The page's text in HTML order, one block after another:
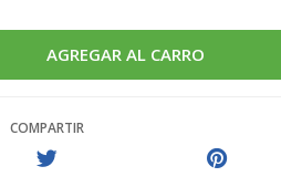
COMPARTIR